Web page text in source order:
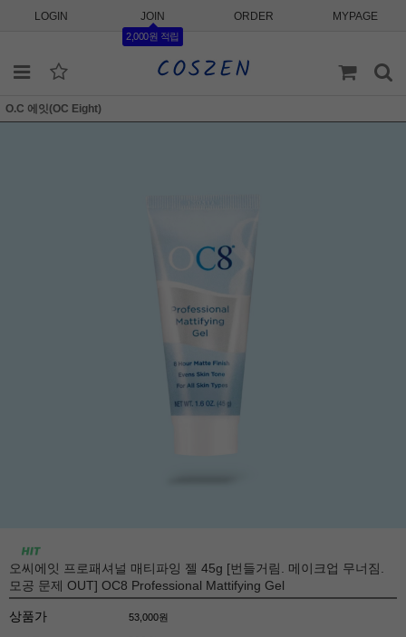
LOGIN JOIN
2,000원 적립
ORDER MYPAGE
O.C 에잇(OC Eight)
오씨에잇 프로패셔널 매티파잉 젤 45g [번들거림. 메이크업 무너짐.
모공 문제 OUT] OC8 Professional Mattifying Gel
상품가 53,000원